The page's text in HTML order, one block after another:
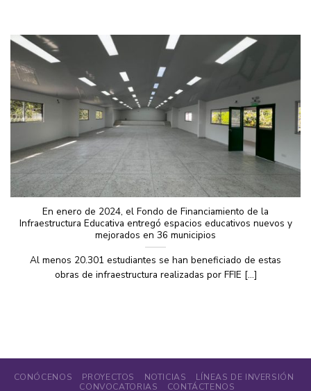
En enero de 2024, el Fondo de Financiamiento de la
Infraestructura Educativa entregó espacios educativos nuevos y
mejorados en 36 municipios
Al menos 20.301 estudiantes se han beneficiado de estas
obras de infraestructura realizadas por FFIE [...]
CONÓCENOS PROYECTOS NOTICIAS
LÍNEAS DE INVERSIÓN
CONVOCATORIAS
CONTÁCTENOS